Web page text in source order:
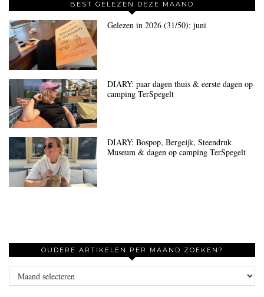
BEST GELEZEN DEZE MAAND
Gelezen in 2026 (31/50): juni
DIARY: paar dagen thuis & eerste dagen op
camping TerSpegelt
DIARY: Bospop, Bergeijk, Steendruk
Museum & dagen op camping TerSpegelt
OUDERE ARTIKELEN PER MAAND ZOEKEN?
Oudere
artikelen